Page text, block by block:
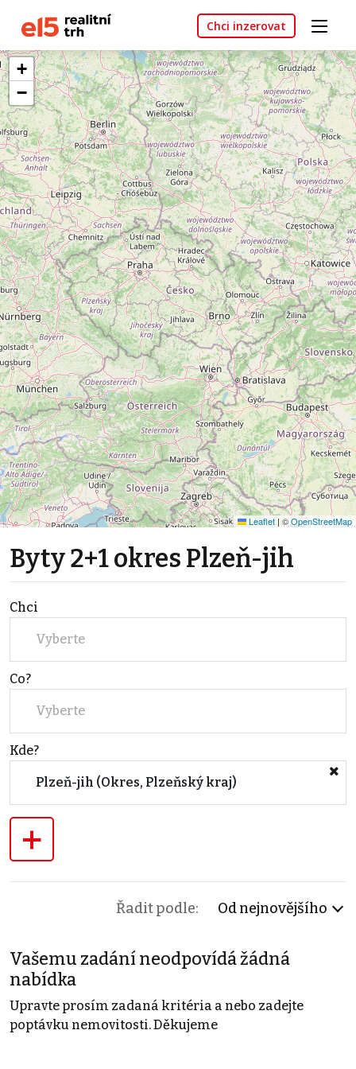
Chci inzerovat
+
−
Leaflet | ©OpenStreetMap
Byty 2+1 okres Plzeň-jih
Chci
Vyberte
Co?
Vyberte
Kde?
Plzeň-jih (Okres, Plzeňský kraj)
+
Řadit podle: Od nejnovějšího
Vašemu zadání neodpovídá žádná
nabídka
Upravte prosím zadaná kritéria a nebo zadejte
poptávku nemovitosti. Děkujeme